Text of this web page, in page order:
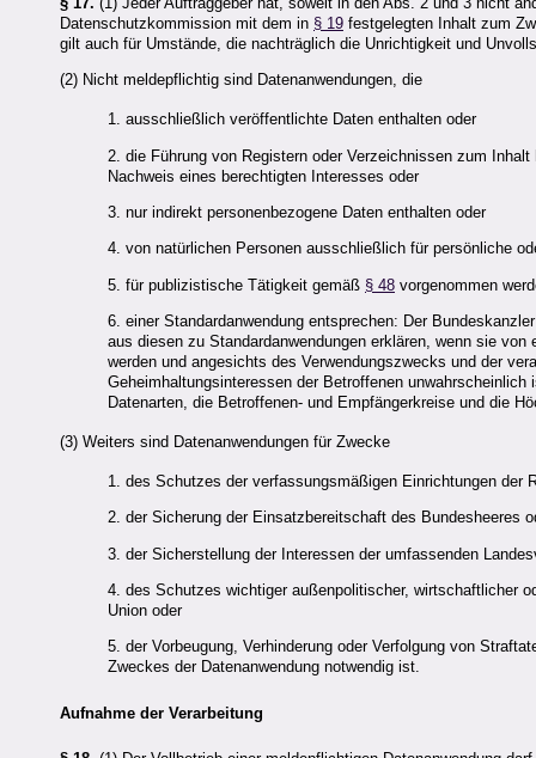
Datenschutzkommission mit dem in § 19 festgelegten Inhalt zum
gilt auch für Umstände, die nachträglich die Unrichtigkeit und
(2) Nicht meldepflichtig sind Datenanwendungen, die
1. ausschließlich veröffentlichte Daten enthalten oder
2. die Führung von Registern oder Verzeichnissen zum
Nachweis eines berechtigten Interesses oder
3. nur indirekt personenbezogene Daten enthalten oder
4. von natürlichen Personen ausschließlich für persönliche
5. für publizistische Tätigkeit gemäß § 48 vorgenommen
6. einer Standardanwendung entsprechen: Der
aus diesen zu Standardanwendungen erklären, wenn sie
werden und angesichts des Verwendungszwecks und der
Geheimhaltungsinteressen der Betroffenen
Datenarten, die Betroffenen- und Empfängerkreise und die
(3) Weiters sind Datenanwendungen für Zwecke
1. des Schutzes der verfassungsmäßigen Einrichtungen der
2. der Sicherung der Einsatzbereitschaft des Bundesheeres
3. der Sicherstellung der Interessen der umfassenden
4. des Schutzes wichtiger außenpolitischer, wirtschaftlicher
Union oder
5. der Vorbeugung, Verhinderung oder Verfolgung von
Zweckes der Datenanwendung notwendig ist.
Aufnahme der Verarbeitung